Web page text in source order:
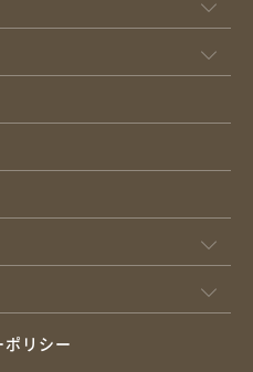
以上の複合用途建築物 病院・商
額は建物評価額の0.05-0.1%が
たす建物所有者に対し、毎年の
金額 保険期間（最低1年） 緊急
署名が必須となる。保険契約の
最大5億VNDの行政罰金対象と
リシー